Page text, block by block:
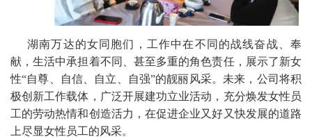
湖南万达的女同胞们，工作中在不同的战线奋战、奉
献，生活中承担着不同、甚至多重的角色责任，展示了新女
性“自尊、自信、自立、自强”的靓丽风采。未来，公司将积
极创新工作载体，广泛开展建功立业活动，充分焕发女性员
工的劳动热情和创造活力，在促进企业又好又快发展的道路
上尽显女性员工的风采。